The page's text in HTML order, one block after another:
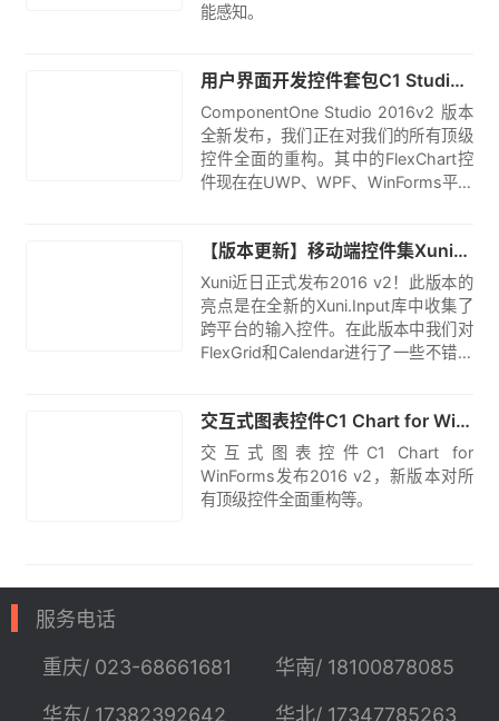
能感知。
用户界面开发控件套包C1 Studio for ActiveX全新发布2016 v2|附下载
ComponentOne Studio 2016v2 版本
全新发布，我们正在对我们的所有顶级
控件全面的重构。其中的FlexChart控
件现在在UWP、WPF、WinForms平台
【版本更新】移动端控件集Xuni全新发布2016 v2|附下载
Xuni近日正式发布2016 v2！此版本的
亮点是在全新的Xuni.Input库中收集了
跨平台的输入控件。在此版本中我们对
FlexGrid和Calendar进行了一些不错的
交互式图表控件C1 Chart for WinForms发布2016 v2|附下载
交互式图表控件C1 Chart for
WinForms发布2016 v2，新版本对所
有顶级控件全面重构等。
服务电话
重庆/ 023-68661681
华东/ 17382392642
华南/ 18100878085
华北/ 17347785263